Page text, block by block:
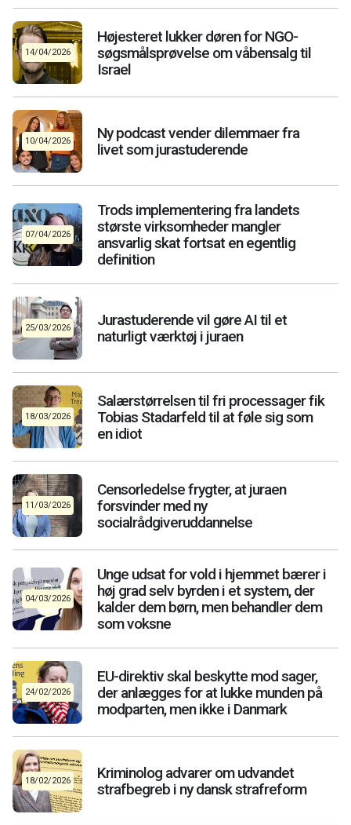
14/04/2026
Højesteret lukker døren for NGO-
søgsmålsprøvelse om våbensalg til
Israel
10/04/2026
Ny podcast vender dilemmaer fra
livet som jurastuderende
07/04/2026
Trods implementering fra landets
største virksomheder mangler
ansvarlig skat fortsat en egentlig
definition
25/03/2026
Jurastuderende vil gøre AI til et
naturligt værktøj i juraen
18/03/2026
Salærstørrelsen til fri processager fik
Tobias Stadarfeld til at føle sig som
en idiot
11/03/2026
Censorledelse frygter, at juraen
forsvinder med ny
socialrådgiveruddannelse
04/03/2026
Unge udsat for vold i hjemmet bærer i
høj grad selv byrden i et system, der
kalder dem børn, men behandler dem
som voksne
24/02/2026
EU-direktiv skal beskytte mod sager,
der anlægges for at lukke munden på
modparten, men ikke i Danmark
18/02/2026
Kriminolog advarer om udvandet
strafbegreb i ny dansk strafreform